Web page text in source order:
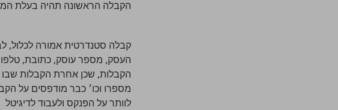
הקבלה הראשונה תהיה בעלת המספר הסידורי 1, לדוגמה, השנייה עם
קבלה סטנדרטית אמורה
העסק, מספר עוסק, כתובת,
הקבלות, שכן אחרת הקבלות שבו
מספרו וכו׳ כבר מודפסים על
לוותר על הפנקס ולעבוד לדיגיטל